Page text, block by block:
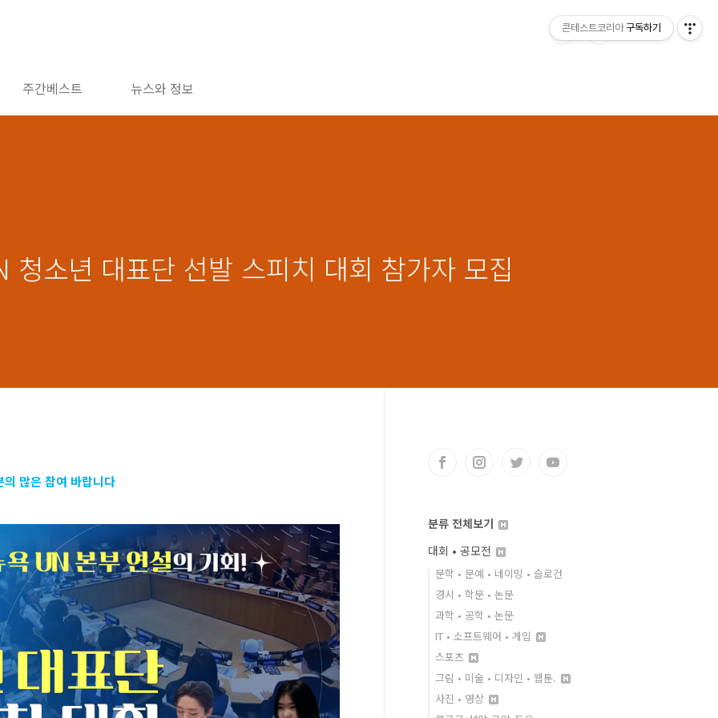
주간베스트 뉴스와 정보
소년 대표단 선발 스피치 대회 참가자 모집
의 많은 참여 바랍니다
분류 전체보기
대회 • 공모전
문학 • 문예 • 네이밍 • 슬로건
경시 • 학문 • 논문
과학 • 공학 • 논문
IT • 소프트웨어 • 게임
스포츠
그림 • 미술 • 디자인 • 웹툰.
사진 • 영상
콘테스트코리아 구독하기